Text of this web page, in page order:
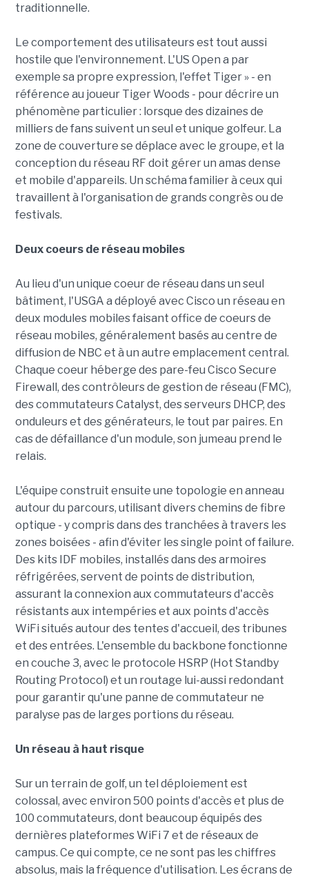
traditionnelle.
Le comportement des utilisateurs est tout aussi
hostile que l'environnement. L'US Open a par
exemple sa propre expression, l'effet Tiger » - en
référence au joueur Tiger Woods - pour décrire un
phénomène particulier : lorsque des dizaines de
milliers de fans suivent un seul et unique golfeur. La
zone de couverture se déplace avec le groupe, et la
conception du réseau RF doit gérer un amas dense
et mobile d'appareils. Un schéma familier à ceux qui
travaillent à l'organisation de grands congrès ou de
festivals.
Deux coeurs de réseau mobiles
Au lieu d'un unique coeur de réseau dans un seul
bâtiment, l'USGA a déployé avec Cisco un réseau en
deux modules mobiles faisant office de coeurs de
réseau mobiles, généralement basés au centre de
diffusion de NBC et à un autre emplacement central.
Chaque coeur héberge des pare-feu Cisco Secure
Firewall, des contrôleurs de gestion de réseau (FMC),
des commutateurs Catalyst, des serveurs DHCP, des
onduleurs et des générateurs, le tout par paires. En
cas de défaillance d'un module, son jumeau prend le
relais.
L'équipe construit ensuite une topologie en anneau
autour du parcours, utilisant divers chemins de fibre
optique - y compris dans des tranchées à travers les
zones boisées - afin d'éviter les single point of failure.
Des kits IDF mobiles, installés dans des armoires
réfrigérées, servent de points de distribution,
assurant la connexion aux commutateurs d'accès
résistants aux intempéries et aux points d'accès
WiFi situés autour des tentes d'accueil, des tribunes
et des entrées. L'ensemble du backbone fonctionne
en couche 3, avec le protocole HSRP (Hot Standby
Routing Protocol) et un routage lui-aussi redondant
pour garantir qu'une panne de commutateur ne
paralyse pas de larges portions du réseau.
Un réseau à haut risque
Sur un terrain de golf, un tel déploiement est
colossal, avec environ 500 points d'accès et plus de
100 commutateurs, dont beaucoup équipés des
dernières plateformes WiFi 7 et de réseaux de
campus. Ce qui compte, ce ne sont pas les chiffres
absolus, mais la fréquence d'utilisation. Les écrans de